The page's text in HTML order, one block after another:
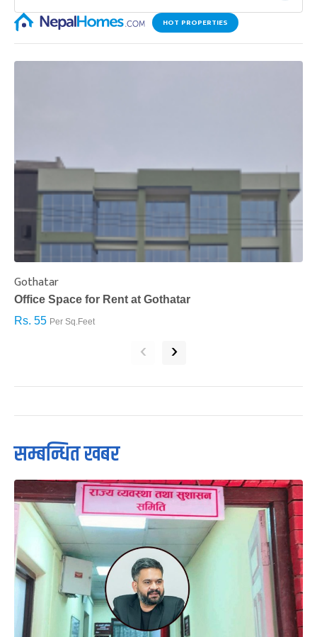
HOT PROPERTIES
Gothatar
Office Space for Rent at Gothatar
Rs. 55 Per Sq.Feet
‹ ›
सम्बन्धित खबर